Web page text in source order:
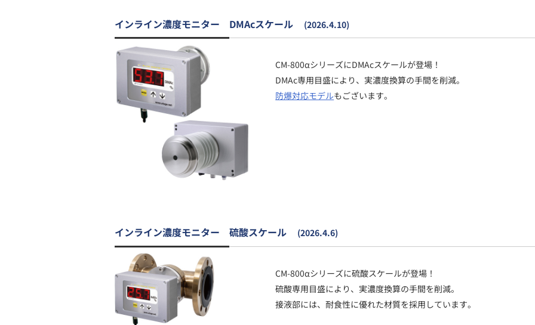
インライン濃度モニター DMAcスケール (2026.4.10)
CM-800αシリーズにDMAcスケールが登場！
DMAc専用目盛により、実濃度換算の手間を削減。
防爆対応モデルもございます。
インライン濃度モニター 硫酸スケール (2026.4.6)
CM-800αシリーズに硫酸スケールが登場！
硫酸専用目盛により、実濃度換算の手間を削減。
接液部には、耐食性に優れた材質を採用しています。